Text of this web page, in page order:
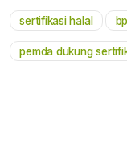
sertifikasi halal
pemda dukung